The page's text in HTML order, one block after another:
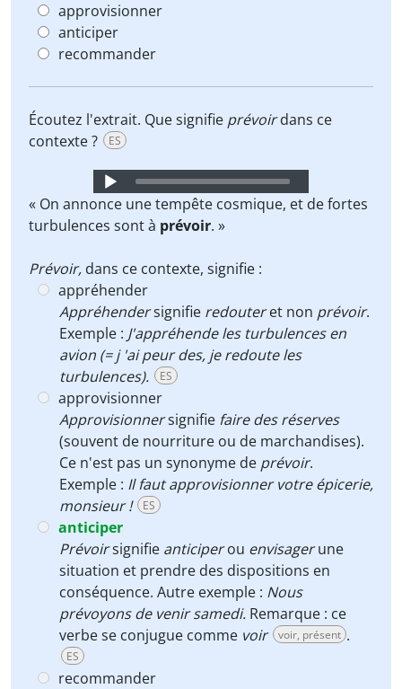
approvisionner
anticiper
recommander
Écoutez l'extrait. Que signifie prévoirdans ce
contexte ?
ES
Audio
Player
« On annonce une tempête cosmique, et de fortes
turbulences sont à prévoir. »
Prévoir, dans ce contexte, signifie :
appréhender
Appréhendersignifie redouteret non prévoir.
Exemple : J'appréhende les turbulences en
avion (= j 'ai peur des, je redoute les
turbulences).
ES
approvisionner
Approvisionnersignifie faire des réserves
(souvent de nourriture ou de marchandises).
Ce n'est pas un synonyme de prévoir.
Exemple : Il faut approvisionner votre épicerie,
monsieur !
ES
anticiper
Prévoirsignifie anticiperou envisagerune
situation et prendre des dispositions en
conséquence. Autre exemple : Nous
prévoyons de venir samedi. Remarque : ce
verbe se conjugue comme voir voir, présent .
ES
recommander